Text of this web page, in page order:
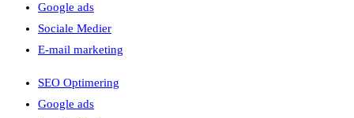
Google ads
Sociale Medier
E-mail marketing
SEO Optimering
Google ads